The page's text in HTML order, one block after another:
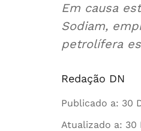
Em causa
Sodiam,
petrolífera
Redação DN
Publicado a: 30
Atualizado a: 30